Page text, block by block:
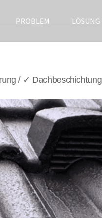
PROBLEM LÖSUNG
/ ✓ Dachbeschichtung